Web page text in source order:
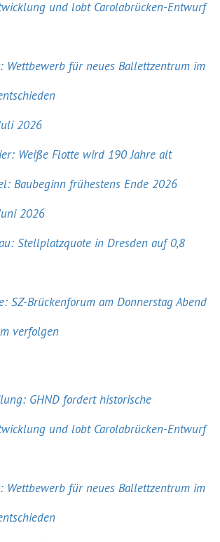
und lobt Carolabrücken-Entwurf
Wettbewerb für neues Ballettzentrum im
2026
Weiße Flotte wird 190 Jahre alt
Baubeginn frühestens Ende 2026
2026
Stellplatzquote in Dresden auf 0,8
SZ-Brückenforum am Donnerstag Abend
verfolgen
GHND fordert historische
und lobt Carolabrücken-Entwurf
Wettbewerb für neues Ballettzentrum im